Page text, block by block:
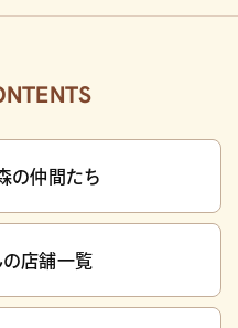
の仲間たち
の店舗一覧